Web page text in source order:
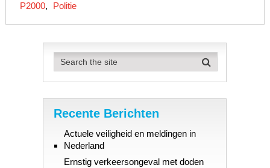
P2000, Politie
Recente Berichten
Actuele veiligheid en meldingen in
Nederland
Ernstig verkeersongeval met doden